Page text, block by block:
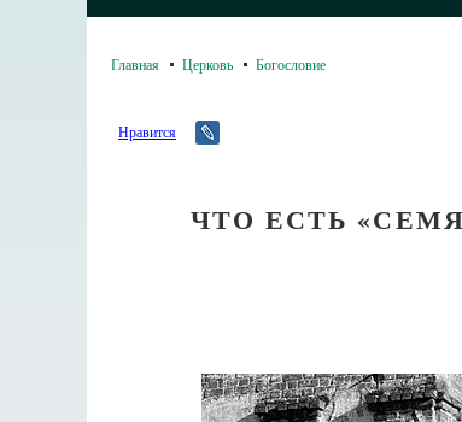
Главная Церковь Богословие
Нравится
ЧТО ЕСТЬ